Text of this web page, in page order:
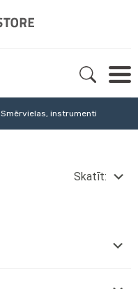
Smērvielas, instrumenti
Skatīt: